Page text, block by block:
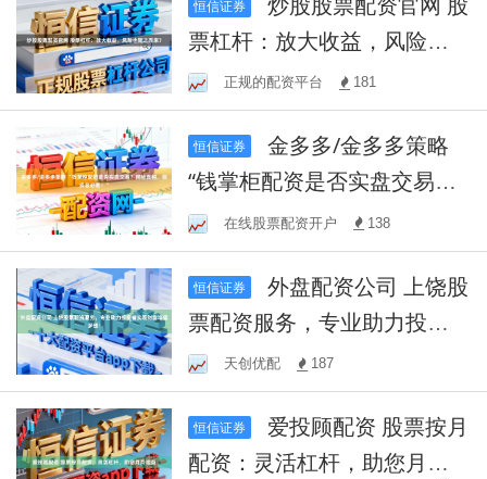
恒信证券
票杠杆：放大收益，风险也
随之而来？
正规的配资平台 181
恒信证券
金多多/金多多策略
“钱掌柜配资是否实盘交易？
揭秘真相，投资者必看！”
在线股票配资开户 138
恒信证券
外盘配资公司 上饶股
票配资服务，专业助力投资
者实现财富增值梦想！
天创优配 187
恒信证券
爱投顾配资 股票按月
配资：灵活杠杆，助您月月